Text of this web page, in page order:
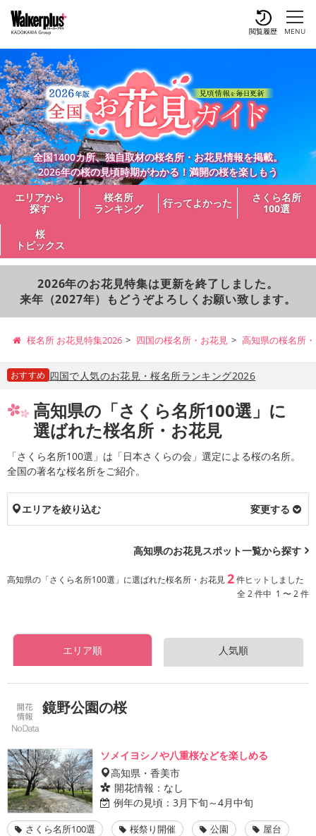
MENU
閲覧履歴
全国1400カ所、独自取材の桜名所・お花見情報を掲載。
2026年の桜の見頃時期がわかる！満開の桜を楽しもう
エリアから
探す
桜名所
ランキング
行ってよかった
さくら名所
100選
桜
トピックス
2026年のお花見特集は更新を終了しました。
来年（2027年）もどうぞよろしくお願い致します。
桜名所 お花見特集2026 四国の桜名所・お花見 高知県の桜名所
おすすめ 四国で人気のお花見・桜名所ランキング2026
高知県の「さくら名所100選」に
選ばれた桜名所・お花見
「さくら名所100選」は「日本さくらの会」選定による桜の名所。
全国の著名な桜名所をご紹介。
エリアを絞り込む 変更する
高知県のお花見スポット一覧から探す
高知県の「さくら名所100選」に選ばれた桜名所・お花見2件ヒットしました
全 2 件中 1 〜 2 件
エリア順 人気順
鏡野公園の桜
ソメイヨシノや八重桜などを楽しめる
高知県・香美市
開花情報： なし
例年の見頃： 3月下旬～4月中旬
さくら名所100選 桜祭り開催 公園 屋台